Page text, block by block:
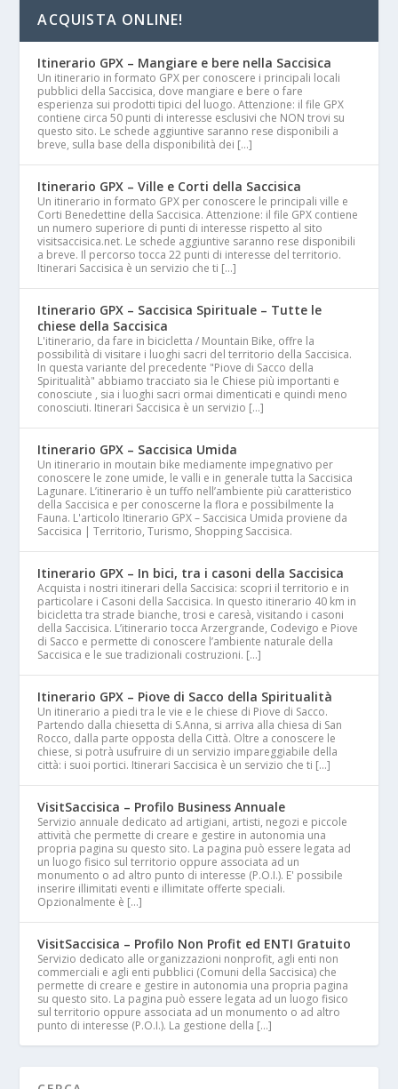
ACQUISTA ONLINE!
Itinerario GPX – Mangiare e bere nella Saccisica
Un itinerario in formato GPX per conoscere i principali locali
pubblici della Saccisica, dove mangiare e bere o fare
esperienza sui prodotti tipici del luogo. Attenzione: il file GPX
contiene circa 50 punti di interesse esclusivi che NON trovi su
questo sito. Le schede aggiuntive saranno rese disponibili a
breve, sulla base della disponibilità dei […]
Itinerario GPX – Ville e Corti della Saccisica
Un itinerario in formato GPX per conoscere le principali ville e
Corti Benedettine della Saccisica. Attenzione: il file GPX contiene
un numero superiore di punti di interesse rispetto al sito
visitsaccisica.net. Le schede aggiuntive saranno rese disponibili
a breve. Il percorso tocca 22 punti di interesse del territorio.
Itinerari Saccisica è un servizio che ti […]
Itinerario GPX – Saccisica Spirituale – Tutte le
chiese della Saccisica
L'itinerario, da fare in bicicletta / Mountain Bike, offre la
possibilità di visitare i luoghi sacri del territorio della Saccisica.
In questa variante del precedente "Piove di Sacco della
Spiritualità" abbiamo tracciato sia le Chiese più importanti e
conosciute , sia i luoghi sacri ormai dimenticati e quindi meno
conosciuti. Itinerari Saccisica è un servizio […]
Itinerario GPX – Saccisica Umida
Un itinerario in moutain bike mediamente impegnativo per
conoscere le zone umide, le valli e in generale tutta la Saccisica
Lagunare. L’itinerario è un tuffo nell’ambiente più caratteristico
della Saccisica e per conoscerne la flora e possibilmente la
Fauna. L'articolo Itinerario GPX – Saccisica Umida proviene da
Saccisica | Territorio, Turismo, Shopping Saccisica.
Itinerario GPX – In bici, tra i casoni della Saccisica
Acquista i nostri itinerari della Saccisica: scopri il territorio e in
particolare i Casoni della Saccisica. In questo itinerario 40 km in
bicicletta tra strade bianche, trosi e caresà, visitando i casoni
della Saccisica. L’itinerario tocca Arzergrande, Codevigo e Piove
di Sacco e permette di conoscere l’ambiente naturale della
Saccisica e le sue tradizionali costruzioni. […]
Itinerario GPX – Piove di Sacco della Spiritualità
Un itinerario a piedi tra le vie e le chiese di Piove di Sacco.
Partendo dalla chiesetta di S.Anna, si arriva alla chiesa di San
Rocco, dalla parte opposta della Città. Oltre a conoscere le
chiese, si potrà usufruire di un servizio impareggiabile della
città: i suoi portici. Itinerari Saccisica è un servizio che ti […]
VisitSaccisica – Profilo Business Annuale
Servizio annuale dedicato ad artigiani, artisti, negozi e piccole
attività che permette di creare e gestire in autonomia una
propria pagina su questo sito. La pagina può essere legata ad
un luogo fisico sul territorio oppure associata ad un
monumento o ad altro punto di interesse (P.O.I.). E' possibile
inserire illimitati eventi e illimitate offerte speciali.
Opzionalmente è […]
VisitSaccisica – Profilo Non Profit ed ENTI Gratuito
Servizio dedicato alle organizzazioni nonprofit, agli enti non
commerciali e agli enti pubblici (Comuni della Saccisica) che
permette di creare e gestire in autonomia una propria pagina
su questo sito. La pagina può essere legata ad un luogo fisico
sul territorio oppure associata ad un monumento o ad altro
punto di interesse (P.O.I.). La gestione della […]